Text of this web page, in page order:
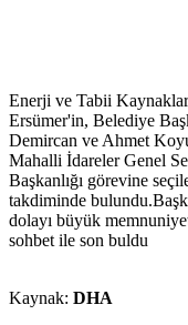
Enerji ve Tabii
Ersümer'in, Belediye
Demircan ve Ahmet
Mahalli İdareler Genel
Başkanlığı görevine
takdiminde
dolayı büyük
sohbet ile son buldu
Kaynak: DHA